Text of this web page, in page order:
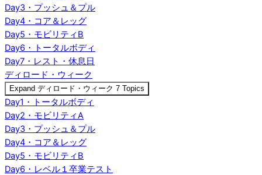
Day3・プッシュ＆プル
Day4・コア＆レッグ
Day5・モビリティB
Day6・トータルボディ
Day7・レスト・休息日
ディロード・ウィーク
Expand ディロード・ウィーク 7 Topics
Day1・トータルボディ
Day2・モビリティA
Day3・プッシュ＆プル
Day4・コア＆レッグ
Day5・モビリティB
Day6・レベル１卒業テスト